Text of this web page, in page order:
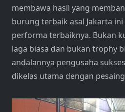
membawa hasil yang
burung terbaik asal Jakarta
performa terbaiknya. Bukan
laga biasa dan bukan trophy
andalannya pengusaha
dikelas utama dengan